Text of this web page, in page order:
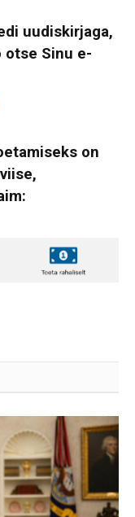
uudiskirjaga,
Sinu e-
on